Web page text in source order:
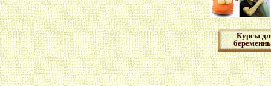
Курсы